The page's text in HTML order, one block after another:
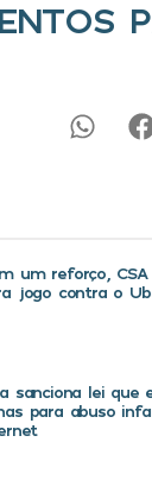
um reforço,
jogo contra o
sanciona lei que
para abuso